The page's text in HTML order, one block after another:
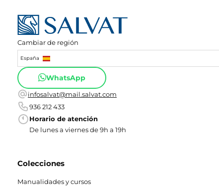
Cambiar de región
España
WhatsApp
infosalvat@mail.salvat.com
936 212 433
Horario de atención
De lunes a viernes de 9h a 19h
Colecciones
Manualidades y cursos